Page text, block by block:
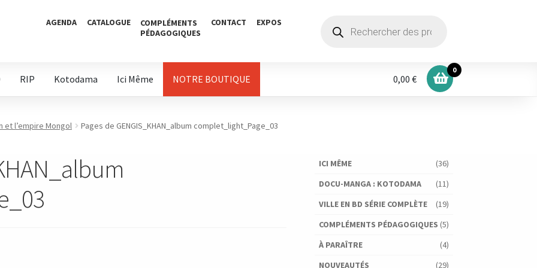
AGENDA CATALOGUE
COMPLÉMENTS
PÉDAGOGIQUES
CONTACT EXPOS
produits
RIP Kotodama Ici Même NOTRE BOUTIQUE 0,00 €
0
et l’empire Mongol Pages de GENGIS_KHAN_album complet_light_Page_03
ICI MÊME
(36)
DOCU-MANGA : KOTODAMA
(11)
VILLE EN BD SÉRIE COMPLÈTE
(19)
COMPLÉMENTS PÉDAGOGIQUES (5)
À PARAÎTRE
(4)
NOUVEAUTÉS
(29)